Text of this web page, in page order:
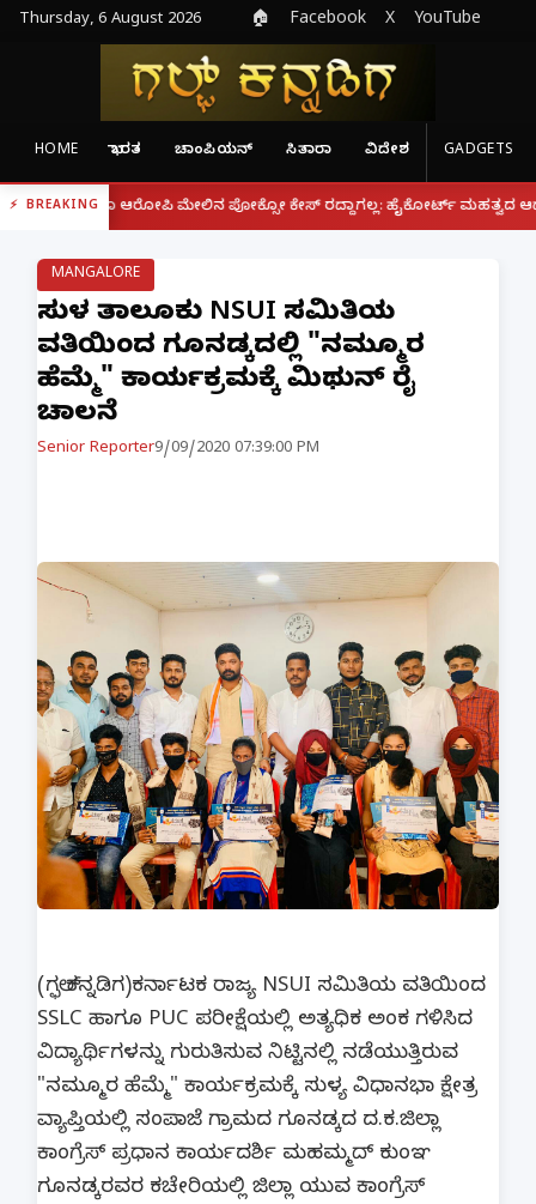
Thursday, 6 August 2026 🏠 Facebook X YouTube
HOME ಭಾರತ ಚಾಂಪಿಯನ್ ಸಿತಾರಾ ವಿದೇಶ GADGETS
BREAKING
ಮೇಲಿನ ಪೋಕ್ಸೋ ಕೇಸ್ ರದ್ದಾಗಲ್ಲ: ಹೈಕೋರ್ಟ್ ಮಹತ್ವದ ಆದೇಶ | ಫೋನ್
MANGALORE
ಸುಳ್ಯ ತಾಲೂಕು NSUI ಸಮಿತಿಯ
ವತಿಯಿಂದ ಗೂನಡ್ಕದಲ್ಲಿ "ನಮ್ಮೂರ
ಹೆಮ್ಮೆ" ಕಾರ್ಯಕ್ರಮಕ್ಕೆ ಮಿಥುನ್ ರೈ
ಚಾಲನೆ
Senior Reporter9/09/2020 07:39:00 PM
(ಗಲ್ಫ್ ಕನ್ನಡಿಗ)ಕರ್ನಾಟಕ ರಾಜ್ಯ NSUI ಸಮಿತಿಯ ವತಿಯಿಂದ
SSLC ಹಾಗೂ PUC ಪರೀಕ್ಷೆಯಲ್ಲಿ ಅತ್ಯಧಿಕ ಅಂಕ ಗಳಿಸಿದ
ವಿದ್ಯಾರ್ಥಿಗಳನ್ನು ಗುರುತಿಸುವ ನಿಟ್ಟಿನಲ್ಲಿ ನಡೆಯುತ್ತಿರುವ
"ನಮ್ಮೂರ ಹೆಮ್ಮೆ" ಕಾರ್ಯಕ್ರಮಕ್ಕೆ ಸುಳ್ಯ ವಿಧಾನಭಾ ಕ್ಷೇತ್ರ
ವ್ಯಾಪ್ತಿಯಲ್ಲಿ ಸಂಪಾಜೆ ಗ್ರಾಮದ ಗೂನಡ್ಕದ ದ.ಕ.ಜಿಲ್ಲಾ
ಕಾಂಗ್ರೆಸ್ ಪ್ರಧಾನ ಕಾರ್ಯದರ್ಶಿ ಮಹಮ್ಮದ್ ಕುಂಞ
ಗೂನಡ್ಕರವರ ಕಚೇರಿಯಲ್ಲಿ ಜಿಲ್ಲಾ ಯುವ ಕಾಂಗ್ರೆಸ್